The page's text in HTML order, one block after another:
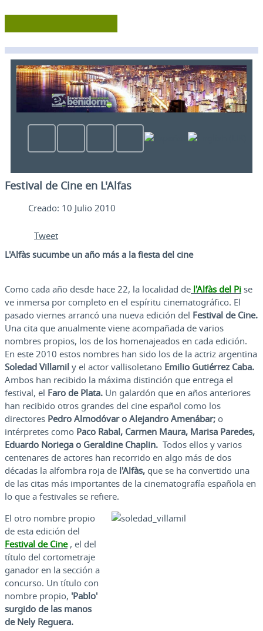
Festival de Cine en L'Alfas
Creado: 10 Julio 2010
Tweet
L'Alfàs sucumbe un año más a la fiesta del cine
Como cada año desde hace 22, la localidad de l'Alfàs del Pi se
ve inmersa por completo en el espíritu cinematográfico. El
pasado viernes arrancó una nueva edición del Festival de Cine.
Una cita que anualmente viene acompañada de varios
nombres propios, los de los homenajeados en cada edición.
En este 2010 estos nombres han sido los de la actriz argentina
Soledad Villamil y el actor vallisoletano Emilio Gutiérrez Caba.
Ambos han recibido la máxima distinción que entrega el
festival, el Faro de Plata. Un galardón que en años anteriores
han recibido otros grandes del cine español como los
directores Pedro Almodóvar o Alejandro Amenábar; o
intérpretes como Paco Rabal, Carmen Maura, Marisa Paredes,
Eduardo Noriega o Geraldine Chaplin. Todos ellos y varios
centenares de actores han recorrido en algo más de dos
décadas la alfombra roja de l'Alfàs, que se ha convertido una
de las citas más importantes de la cinematografía española en
lo que a festivales se refiere.
El otro nombre propio
de esta edición del
Festival de Cine, el del
título del cortometraje
ganador en la sección a
concurso. Un título con
nombre propio, 'Pablo'
surgido de las manos
de Nely Reguera.